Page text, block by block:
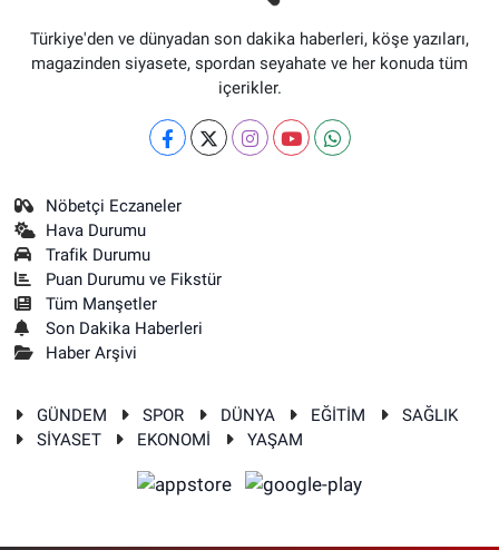
Türkiye'den ve dünyadan son dakika haberleri, köşe yazıları,
magazinden siyasete, spordan seyahate ve her konuda tüm
içerikler.
Nöbetçi Eczaneler
Hava Durumu
Trafik Durumu
Puan Durumu ve Fikstür
Tüm Manşetler
Son Dakika Haberleri
Haber Arşivi
GÜNDEM SPOR DÜNYA EĞİTİM
SAĞLIK
SİYASET
EKONOMİ YAŞAM